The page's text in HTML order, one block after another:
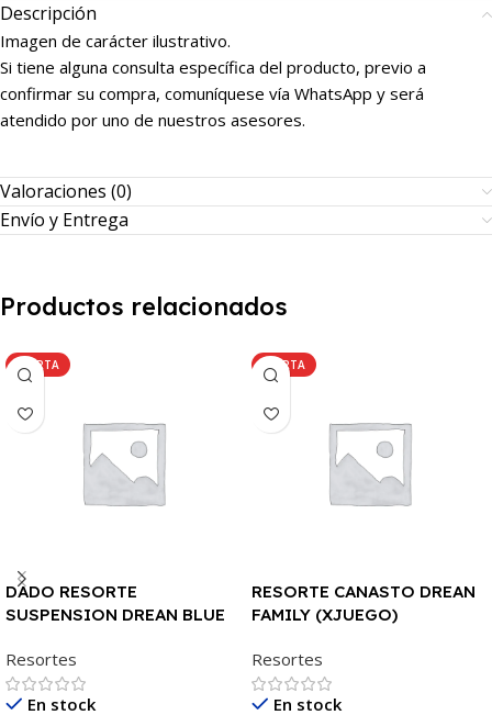
Descripción
Imagen de carácter ilustrativo.
Si tiene alguna consulta específica del producto, previo a
confirmar su compra, comuníquese vía WhatsApp y será
atendido por uno de nuestros asesores.
Valoraciones (0)
Envío y Entrega
Productos relacionados
OFERTA
DADO RESORTE
SUSPENSION DREAN BLUE
Resortes
En stock
OFERTA
RESORTE CANASTO DREAN
FAMILY (XJUEGO)
Resortes
En stock